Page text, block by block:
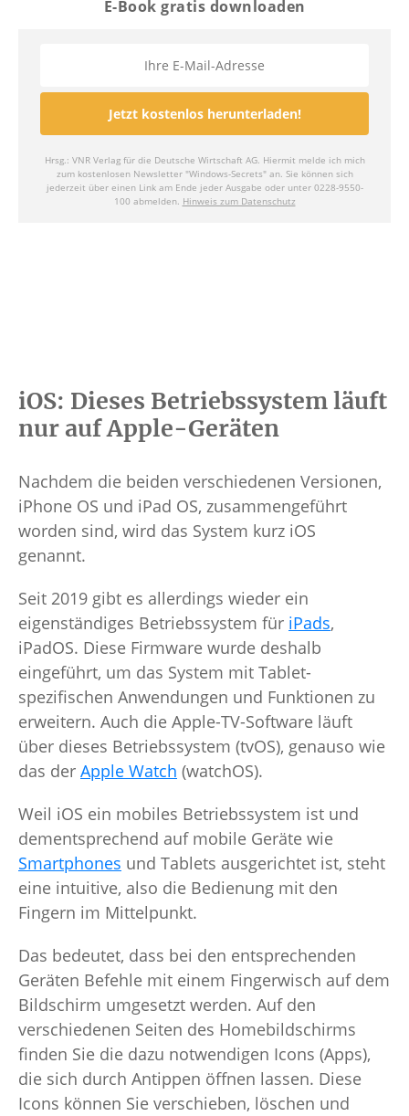
iOS: Dieses Betriebssystem läuft
nur auf Apple-Geräten
Nachdem die beiden verschiedenen Versionen,
iPhone OS und iPad OS, zusammengeführt
worden sind, wird das System kurz iOS
genannt.
Seit 2019 gibt es allerdings wieder ein
eigenständiges Betriebssystem für iPads,
iPadOS. Diese Firmware wurde deshalb
eingeführt, um das System mit Tablet-
spezifischen Anwendungen und Funktionen zu
erweitern. Auch die Apple-TV-Software läuft
über dieses Betriebssystem (tvOS), genauso wie
das der Apple Watch (watchOS).
Weil iOS ein mobiles Betriebssystem ist und
dementsprechend auf mobile Geräte wie
Smartphones und Tablets ausgerichtet ist, steht
eine intuitive, also die Bedienung mit den
Fingern im Mittelpunkt.
Das bedeutet, dass bei den entsprechenden
Geräten Befehle mit einem Fingerwisch auf dem
Bildschirm umgesetzt werden. Auf den
verschiedenen Seiten des Homebildschirms
finden Sie die dazu notwendigen Icons (Apps),
die sich durch Antippen öffnen lassen. Diese
Icons können Sie verschieben, löschen und